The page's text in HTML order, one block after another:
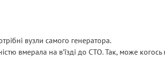
вузли самого генератора.
вмерала на вʼїзді до СТО. Так, може